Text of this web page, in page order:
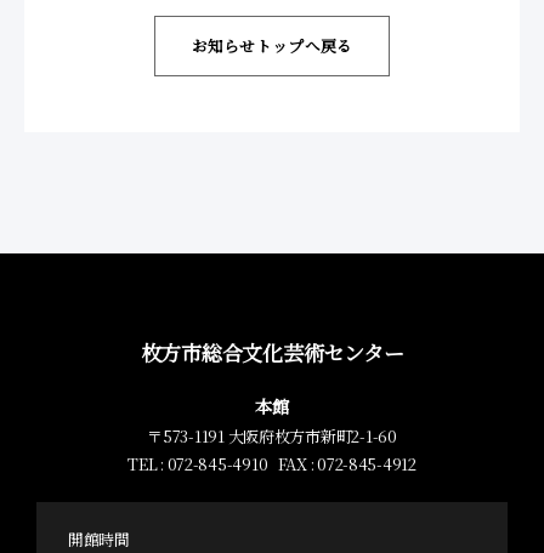
お知らせトップへ戻る
枚方市総合文化芸術センター
本館
〒573-1191 大阪府枚方市新町2-1-60
TEL : 072-845-4910 FAX : 072-845-4912
開館時間